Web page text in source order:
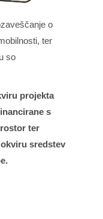
o
ter
so
projekta
s
ter
sredstev